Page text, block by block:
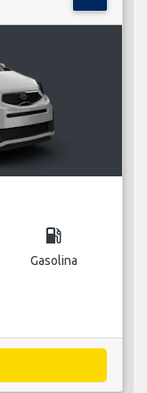
local_gas_station
Gasolina